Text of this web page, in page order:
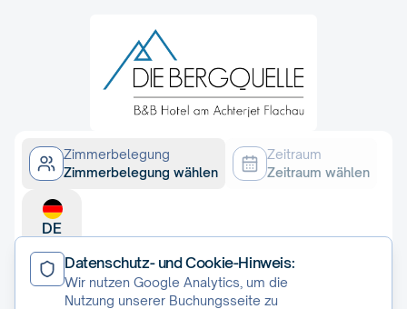
Zimmerbelegung
Zimmerbelegung wählen
Zeitraum
Zeitraum wählen
DE
Datenschutz- und Cookie-Hinweis:
Wir nutzen Google Analytics, um die
Nutzung unserer Buchungsseite zu